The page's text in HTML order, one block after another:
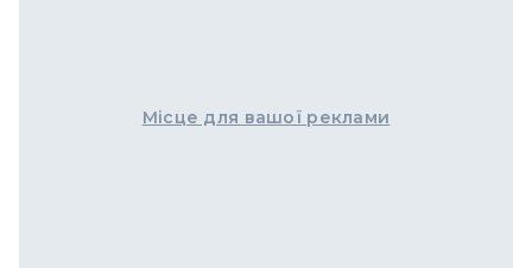
Місце для вашої реклами